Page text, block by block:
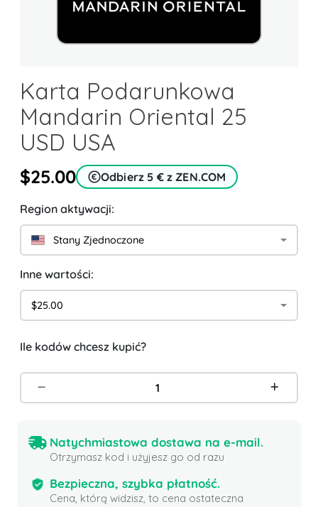
Karta Podarunkowa
Mandarin Oriental 25
USD USA
$25.00 Odbierz 5 € z ZEN.COM
Region aktywacji:
Stany Zjednoczone
Inne wartości:
$25.00
Ile kodów chcesz kupić?
Natychmiastowa dostawa na e-mail.
Otrzymasz kod i użyjesz go od razu
Bezpieczna, szybka płatność.
Cena, którą widzisz, to cena ostateczna